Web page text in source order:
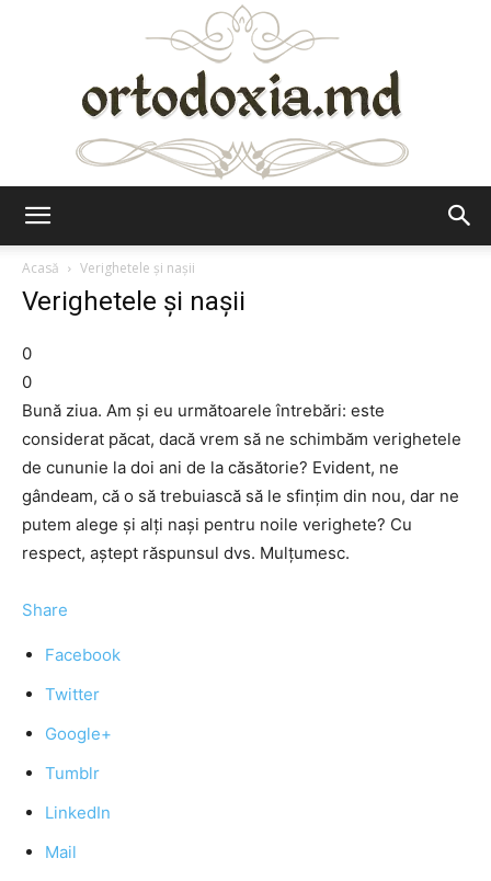
Acasă
Verighetele și nașii
Verighetele și nașii
0
0
Bună ziua. Am şi eu următoarele întrebări: este
considerat păcat, dacă vrem să ne schimbăm verighetele
de cununie la doi ani de la căsătorie? Evident, ne
gândeam, că o să trebuiască să le sfinţim din nou, dar ne
putem alege şi alţi naşi pentru noile verighete? Cu
respect, aştept răspunsul dvs. Mulţumesc.
Share
Facebook
Twitter
Google+
Tumblr
LinkedIn
Mail